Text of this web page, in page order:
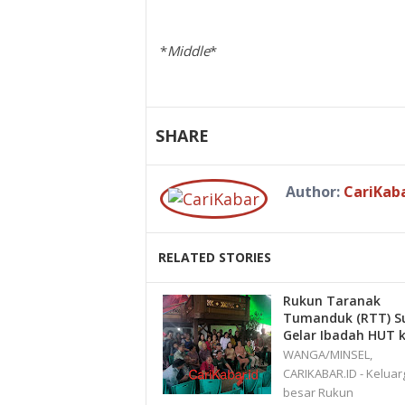
*Middle*
SHARE
Author:
RELATED STORIES
Rukun Taranak
Tumanduk (RTT)
Gelar Ibadah HUT
WANGA/MINSEL,
CARIKABAR.ID -
besar Rukun